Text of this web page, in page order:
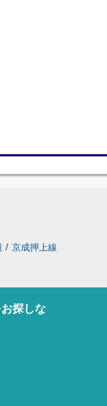
/ 京成押上線
探しな